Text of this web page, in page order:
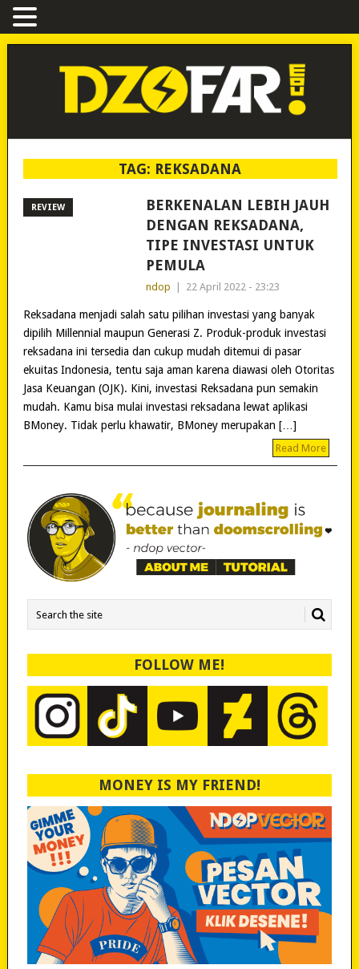
TAG: REKSADANA
REVIEW
BERKENALAN LEBIH JAUH
DENGAN REKSADANA,
TIPE INVESTASI UNTUK
PEMULA
ndop 22 April 2022 - 23:23
Reksadana menjadi salah satu pilihan investasi yang banyak
dipilih Millennial maupun Generasi Z. Produk-produk investasi
reksadana ini tersedia dan cukup mudah ditemui di pasar
ekuitas Indonesia, tentu saja aman karena diawasi oleh Otoritas
Jasa Keuangan (OJK). Kini, investasi Reksadana pun semakin
mudah. Kamu bisa mulai investasi reksadana lewat aplikasi
BMoney. Tidak perlu khawatir, BMoney merupakan […]
Read More
FOLLOW ME!
MONEY IS MY FRIEND!